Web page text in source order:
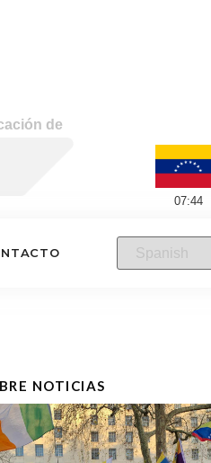
de
07:44
NOTICIAS